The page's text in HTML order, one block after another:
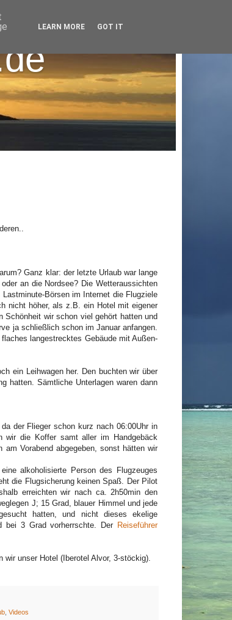
Ganz klar: der letzte Urlaub war lange
an die Nordsee? Die Wetteraussichten
Börsen im Internet die Flugziele
nicht höher, als z.B. ein Hotel mit eigener
Schönheit wir schon viel gehört hatten und
ja schließlich schon im Januar anfangen.
langestrecktes Gebäude mit Außen-
ein Leihwagen her. Den buchten wir über
hatten. Sämtliche Unterlagen waren dann
der Flieger schon kurz nach 06:00Uhr in
wir die Koffer samt aller im Handgebäck
am Vorabend abgegeben, sonst hätten wir
alkoholisierte Person des Flugzeuges
die Flugsicherung keinen Spaß. Der Pilot
erreichten wir nach ca. 2h50min den
J; 15 Grad, blauer Himmel und jede
hatten, und nicht dieses ekelige
bei 3 Grad vorherrschte. Der Reiseführer
unser Hotel (Iberotel Alvor, 3-stöckig).
Videos
LEARN MORE GOT IT